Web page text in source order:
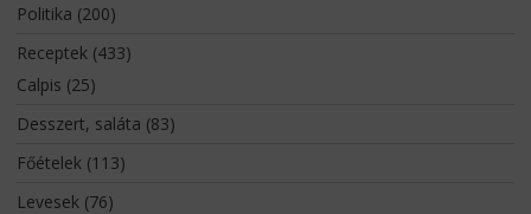
Politika (200)
Receptek(433)
Calpis (25)
Desszert, saláta (83)
Főételek(113)
Levesek(76)